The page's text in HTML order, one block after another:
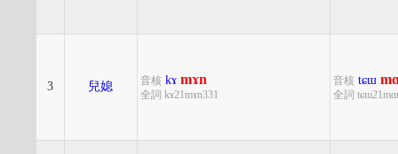
3 兒媳 音核 kɤ mɤn
全詞 kɤ21mɤn331
音核 tɕɯ
全詞